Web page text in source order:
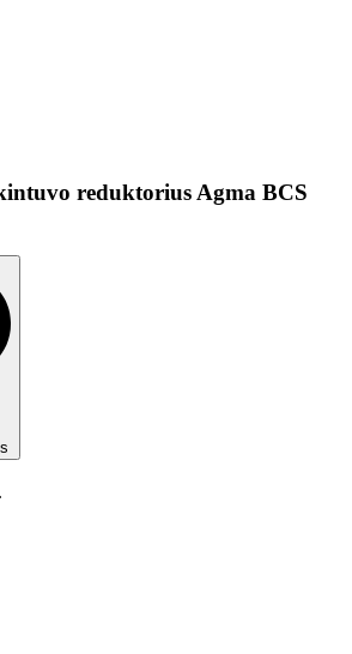
reduktorius Agma BCS